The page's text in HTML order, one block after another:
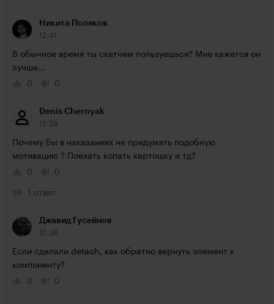
Никита Поляков
12:41
В обычное время ты скетчем пользуешься? Мне кажется он
лучше...
0
0
Denis Chernyak
12:39
Почему бы в наказаниях не придумать подобную
мотивацию ? Поехать копать картошку и тд?
0
0
1 ответ
Джавид Гусейнов
12:38
Если сделали detach, как обратно вернуть элемент к
компоненту?
0
0